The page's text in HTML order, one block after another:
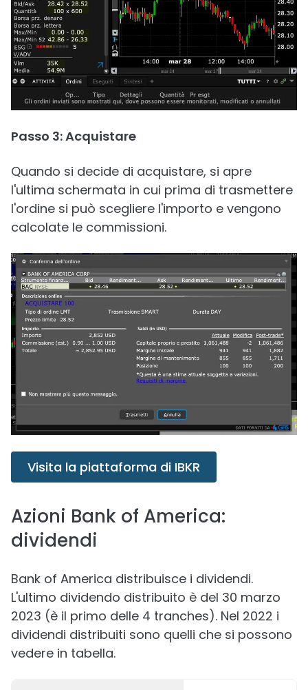
Passo 3: Acquistare
Quando si decide di acquistare, si apre
l'ultima schermata in cui prima di trasmettere
l'ordine si può scegliere l'importo e vengono
calcolate le commissioni.
Visita la piattaforma di IBKR
Azioni Bank of America:
dividendi
Bank of America distribuisce i dividendi.
L'ultimo dividendo distribuito è del 30 marzo
2023 (è il primo delle 4 tranches). Nel 2022 i
dividendi distribuiti sono quelli che si possono
vedere in tabella.